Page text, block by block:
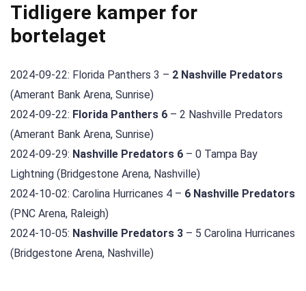
Tidligere kamper for
bortelaget
2024-09-22: Florida Panthers 3 – 2 Nashville Predators
(Amerant Bank Arena, Sunrise)
2024-09-22: Florida Panthers 6 – 2 Nashville Predators
(Amerant Bank Arena, Sunrise)
2024-09-29: Nashville Predators 6 – 0 Tampa Bay
Lightning (Bridgestone Arena, Nashville)
2024-10-02: Carolina Hurricanes 4 – 6 Nashville Predators
(PNC Arena, Raleigh)
2024-10-05: Nashville Predators 3 – 5 Carolina Hurricanes
(Bridgestone Arena, Nashville)